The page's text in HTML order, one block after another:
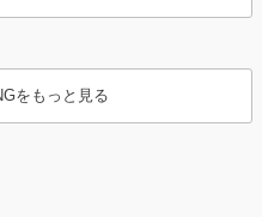
をもっと見る